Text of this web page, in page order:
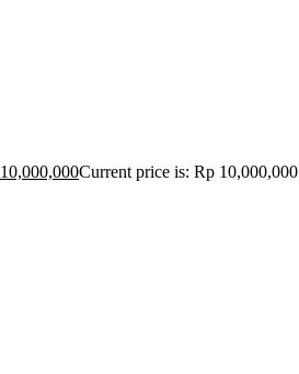
10,000,000Current price is: Rp